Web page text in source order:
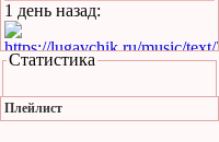
1 день назад:
https://lugavchik.ru/music/
Pesnya-besprizornika.html
Статистика
Плейлист